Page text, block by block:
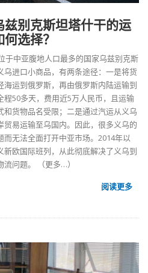
兹别克斯坦塔什干的运
选择？
于中亚腹地人口最多的国家乌兹别克斯
乌进口小商品，有两条途径：一是将货
海运到俄罗斯，再由俄罗斯内陆运输到
程50多天，费用近5万人民币，且运输
和货物品名受限；二是通过汽运从义乌
贸易运输至乌国内。因此，很多义乌的
而无法全面打开中亚市场。2014年以
新欧国际班列，从此彻底解决了义乌到
问题。
（更多…）
阅读更多